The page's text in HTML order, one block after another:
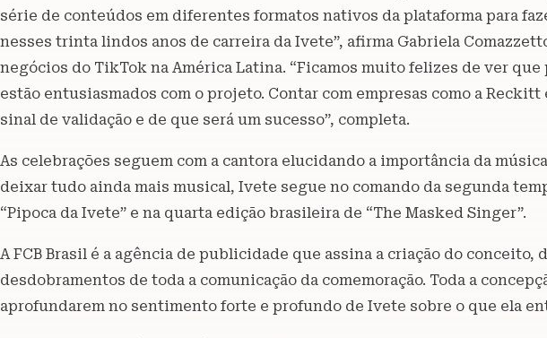
série de conteúdos em diferentes formatos nativos da plataforma para
nesses trinta lindos anos de carreira da Ivete”, afirma Gabriela
negócios do TikTok na América Latina. “Ficamos muito felizes de ver
estão entusiasmados com o projeto. Contar com empresas como a Reckitt
sinal de validação e de que será um sucesso”, completa.
As celebrações seguem com a cantora elucidando a importância da
deixar tudo ainda mais musical, Ivete segue no comando da segunda
“Pipoca da Ivete” e na quarta edição brasileira de “The Masked Singer”.
A FCB Brasil é a agência de publicidade que assina a criação do conceito,
desdobramentos de toda a comunicação da comemoração. Toda a
aprofundarem no sentimento forte e profundo de Ivete sobre o que ela